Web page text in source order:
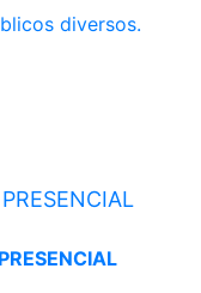
diversos.